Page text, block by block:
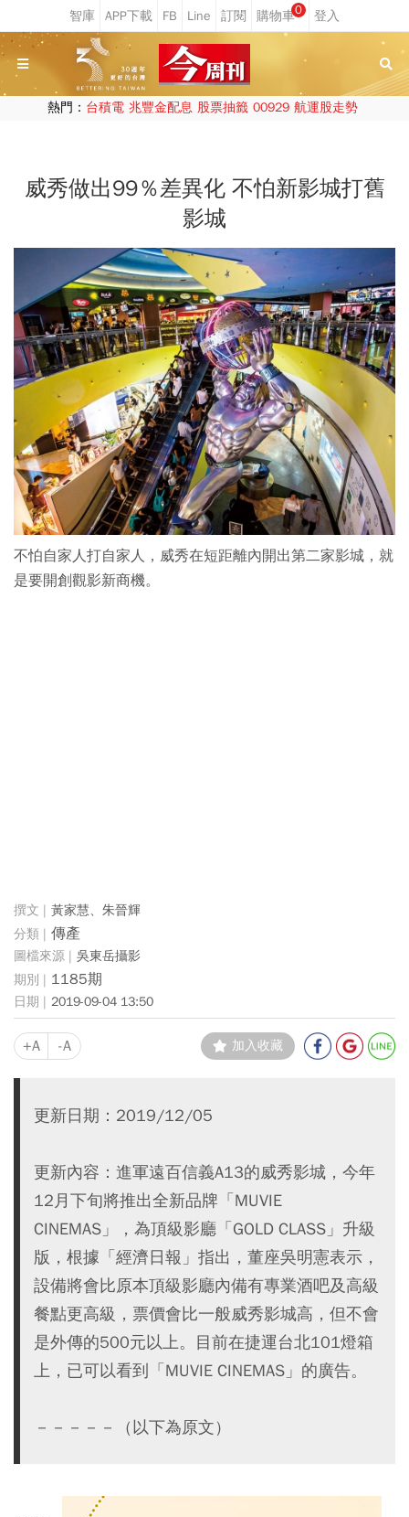
0
熱門： 台積電 兆豐金配息 股票抽籤 00929 航運股走勢
威秀做出99％差異化 不怕新影城打舊
影城
不怕自家人打自家人，威秀在短距離內開出第二家影城，就
是要開創觀影新商機。
黃家慧、朱晉輝
傳產
吳東岳攝影
1185期
2019-09-04 13:50
+A -A 加入收藏
更新日期：2019/12/05
更新內容：進軍遠百信義A13的威秀影城，今年
12月下旬將推出全新品牌「MUVIE
CINEMAS」，為頂級影廳「GOLD CLASS」升級
版，根據「經濟日報」指出，董座吳明憲表示，
設備將會比原本頂級影廳內備有專業酒吧及高級
餐點更高級，票價會比一般威秀影城高，但不會
是外傳的500元以上。目前在捷運台北101燈箱
上，已可以看到「MUVIE CINEMAS」的廣告。
－－－－－（以下為原文）